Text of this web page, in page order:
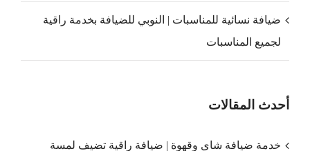
ضيافة نسائية للمناسبات | النوبي للضيافة بخدمة راقية
لجميع المناسبات
أحدث المقالات
خدمة ضيافة شاي وقهوة | ضيافة راقية تضيف لمسة